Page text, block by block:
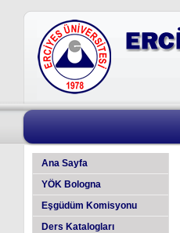
Ana Sayfa
YÖK Bologna
Eşgüdüm Komisyonu
Ders Katalogları